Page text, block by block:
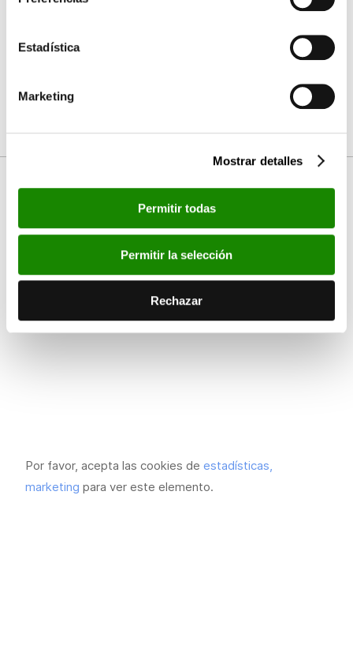
Estadística
Marketing
Mostrar detalles
Permitir todas
Permitir la selección
Rechazar
Por favor, acepta las cookies deestadísticas,
para ver este elemento.
Por favor, acepta las cookies de estadísticas,
marketing para ver este elemento.